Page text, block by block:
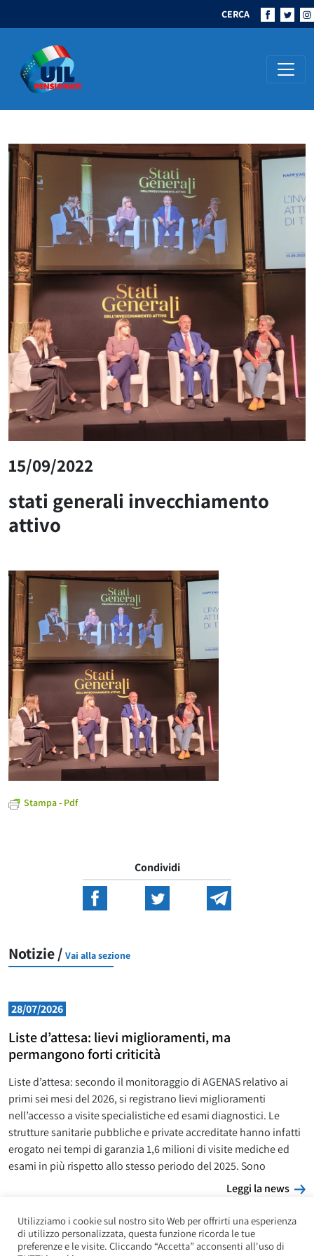
CERCA
Navigazione principale
15/09/2022
stati generali invecchiamento
attivo
Stampa - Pdf
Condividi
Notizie / Vai alla sezione
28/07/2026
Liste d’attesa: lievi miglioramenti, ma
permangono forti criticità
Liste d’attesa: secondo il monitoraggio di AGENAS relativo ai
primi sei mesi del 2026, si registrano lievi miglioramenti
nell’accesso a visite specialistiche ed esami diagnostici. Le
strutture sanitarie pubbliche e private accreditate hanno infatti
erogato nei tempi di garanzia 1,6 milioni di visite mediche ed
esami in più rispetto allo stesso periodo del 2025. Sono
Leggi la news
Utilizziamo i cookie sul nostro sito Web per offrirti una esperienza
di utilizzo personalizzata, questa funzione ricorda le tue
preferenze e le visite. Cliccando “Accetta” acconsenti all'uso di